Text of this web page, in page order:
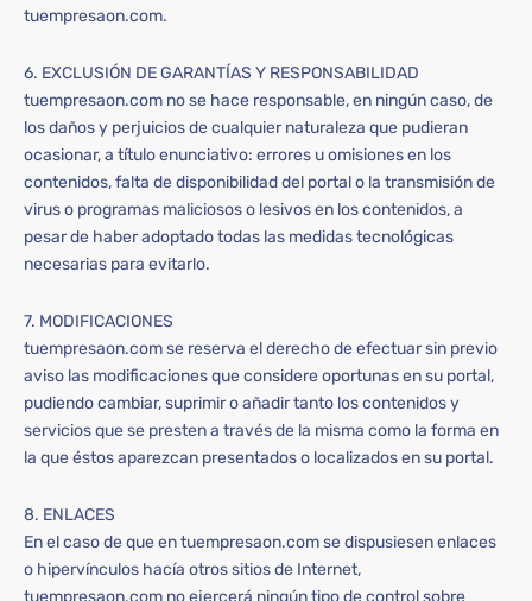
tuempresaon.com.
6. EXCLUSIÓN DE GARANTÍAS Y RESPONSABILIDAD
tuempresaon.com no se hace responsable, en ningún caso, de
los daños y perjuicios de cualquier naturaleza que pudieran
ocasionar, a título enunciativo: errores u omisiones en los
contenidos, falta de disponibilidad del portal o la transmisión de
virus o programas maliciosos o lesivos en los contenidos, a
pesar de haber adoptado todas las medidas tecnológicas
necesarias para evitarlo.
7. MODIFICACIONES
tuempresaon.com se reserva el derecho de efectuar sin previo
aviso las modificaciones que considere oportunas en su portal,
pudiendo cambiar, suprimir o añadir tanto los contenidos y
servicios que se presten a través de la misma como la forma en
la que éstos aparezcan presentados o localizados en su portal.
8. ENLACES
En el caso de que en tuempresaon.com se dispusiesen enlaces
o hipervínculos hacía otros sitios de Internet,
tuempresaon.com no ejercerá ningún tipo de control sobre